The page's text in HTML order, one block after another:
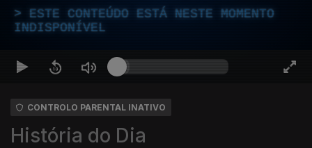
ESTE CONTEÚDO ESTÁ NESTE MOMENTO
INDISPONÍVEL
CONTROLO PARENTAL INATIVO
História do Dia